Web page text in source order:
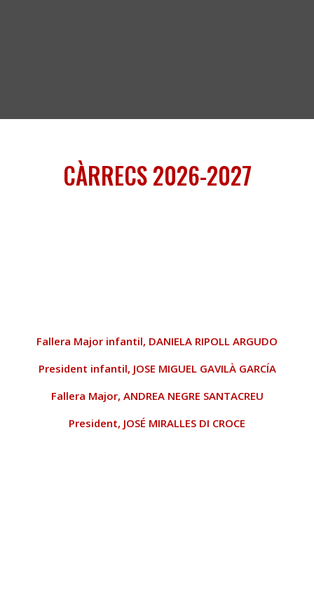
CÀRRECS 2026-2027
Fallera Major infantil, DANIELA RIPOLL ARGUDO
President infantil, JOSE MIGUEL GAVILÀ GARCÍA
Fallera Major, ANDREA NEGRE SANTACREU
President, JOSÉ MIRALLES DI CROCE